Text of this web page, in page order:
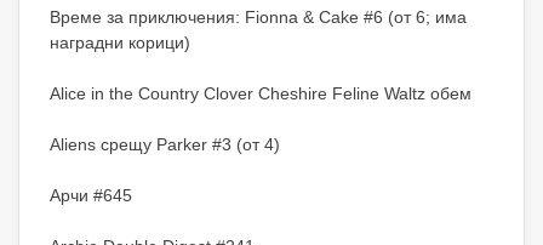
Време за приключения: Fionna & Cake #6 (от 6; има
наградни корици)
Alice in the Country Clover Cheshire Feline Waltz обем
Aliens срещу Parker #3 (от 4)
Арчи #645